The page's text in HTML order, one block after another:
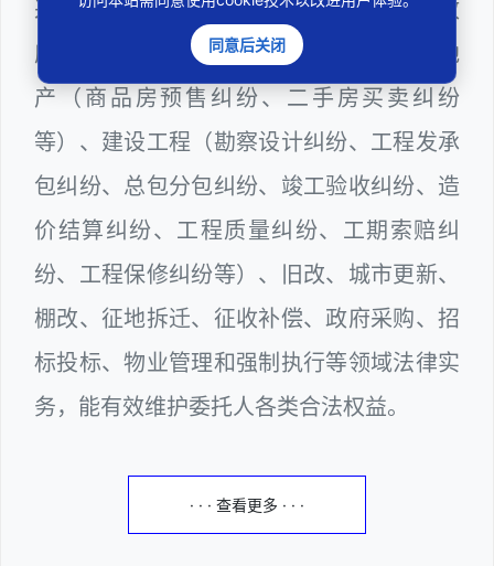
采购评审专家（法律类），在建筑工务、政
府采购等城建部门工作多年，颇为熟悉房地
产（商品房预售纠纷、二手房买卖纠纷
等）、建设工程（勘察设计纠纷、工程发承
包纠纷、总包分包纠纷、竣工验收纠纷、造
价结算纠纷、工程质量纠纷、工期索赔纠
纷、工程保修纠纷等）、旧改、城市更新、
棚改、征地拆迁、征收补偿、政府采购、招
标投标、物业管理和强制执行等领域法律实
务，能有效维护委托人各类合法权益。
· · · 查看更多 · · ·
同意后关闭